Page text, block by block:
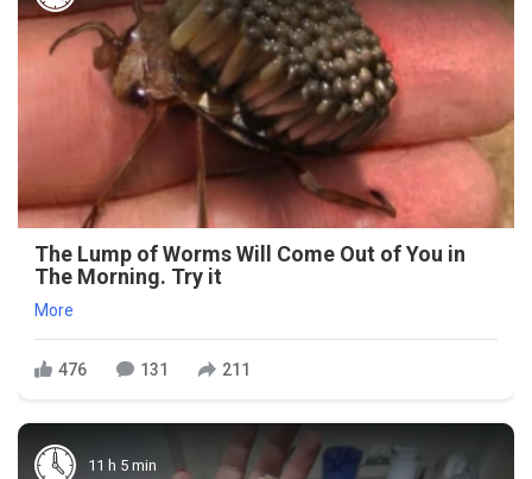
The Lump of Worms Will Come Out of You in
The Morning. Try it
More
476 131 211
11 h 5 min